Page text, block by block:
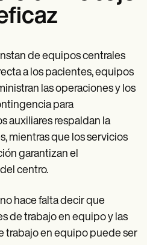
de equipos centrales
a los pacientes, equipos
las operaciones y los
para
auxiliares respaldan la
mientras que los servicios
garantizan el
centro.
hace falta decir que
de trabajo en equipo y las
trabajo en equipo puede ser